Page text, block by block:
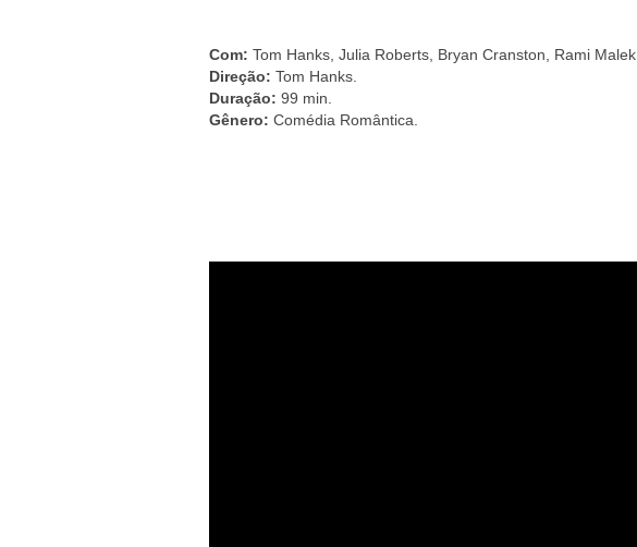
Com: Tom Hanks, Julia Roberts, Bryan Cranston, Rami Malek.
Direção: Tom Hanks.
Duração: 99 min.
Gênero: Comédia Romântica.